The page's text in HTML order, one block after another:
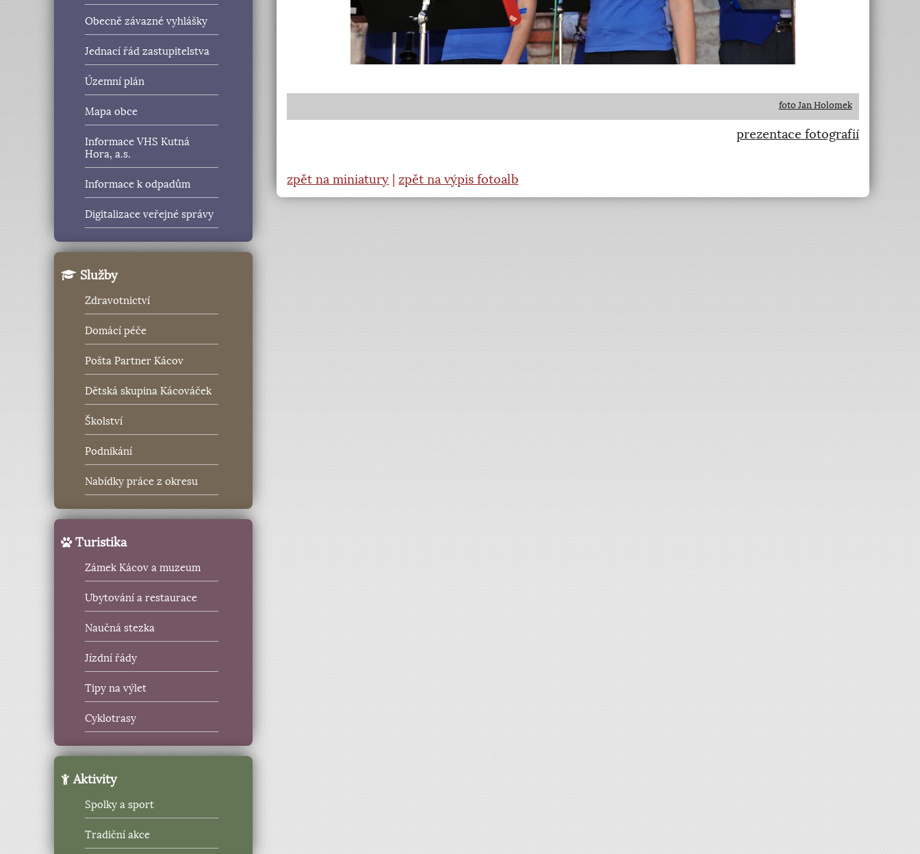
Obecně závazné vyhlášky
Jednací řád zastupitelstva
Územní plán
Mapa obce
Informace VHS Kutná
Hora, a.s.
Informace k odpadům
Digitalizace veřejné správy
Služby
Zdravotnictví
Domácí péče
Pošta Partner Kácov
Dětská skupina Kácováček
Školství
Podnikání
Nabídky práce z okresu
Turistika
Zámek Kácov a muzeum
Ubytování a restaurace
Naučná stezka
Jízdní řády
Tipy na výlet
Cyklotrasy
Aktivity
Spolky a sport
Tradiční akce
foto Jan Holomek
prezentace fotografií
zpět na miniatury |zpět na výpis fotoalb